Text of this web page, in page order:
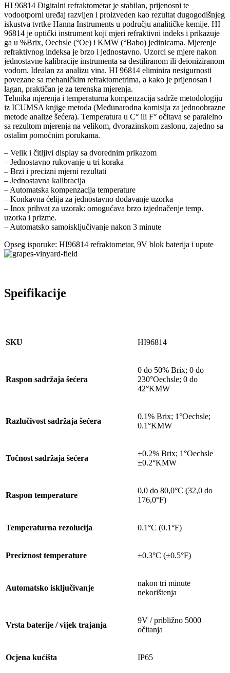
HI 96814 Digitalni refraktometar je stabilan, prijenosni te
vodootporni uređaj razvijen i proizveden kao rezultat dugogodišnjeg
iskustva tvrtke Hanna Instruments u području analitičke kemije. HI
96814 je optički instrument koji mjeri refraktivni indeks i prikazuje
ga u %Brix, Oechsle (°Oe) i KMW (°Babo) jedinicama. Mjerenje
refraktivnog indeksa je brzo i jednostavno. Uzorci se mjere nakon
jednostavne kalibracije instrumenta sa destiliranom ili deioniziranom
vodom. Idealan za analizu vina. HI 96814 eliminira nesigurnosti
povezane sa mehaničkim refraktometrima, a kako je prijenosan i
lagan, praktičan je za terenska mjerenja.
Tehnika mjerenja i temperaturna kompenzacija sadrže metodologiju
iz ICUMSA knjige metoda (Međunarodna komisija za jednoobrazne
metode analize šećera). Temperatura u C° ili F° očitava se paralelno
sa rezultom mjerenja na velikom, dvorazinskom zaslonu, zajedno sa
ostalim pomoćnim porukama.
– Velik i čitljivi display sa dvorednim prikazom
– Jednostavno rukovanje u tri koraka
– Brzi i precizni mjerni rezultati
– Jednostavna kalibracija
– Automatska kompenzacija temperature
– Konkavna ćelija za jednostavno dodavanje uzorka
– Inox prihvat za uzorak: omogućava brzo izjednačenje temp.
uzorka i prizme.
– Automatsko samoisključivanje nakon 3 minute
Opseg isporuke: HI96814 refraktometar, 9V blok baterija i upute
Speifikacije
SKU HI96814
Raspon sadržaja šećera
0 do 50% Brix; 0 do
230°Oechsle; 0 do
42°KMW
Razlučivost sadržaja šećera
0.1% Brix; 1°Oechsle;
0.1°KMW
Točnost sadržaja šećera
±0.2% Brix; 1°Oechsle
±0.2°KMW
Raspon temperature
0,0 do 80,0°C (32,0 do
176,0°F)
Temperaturna rezolucija 0.1°C (0.1°F)
Preciznost temperature ±0.3°C (±0.5°F)
Automatsko isključivanje
nakon tri minute
nekorištenja
Vrsta baterije / vijek trajanja
9V / približno 5000
očitanja
Ocjena kućišta IP65